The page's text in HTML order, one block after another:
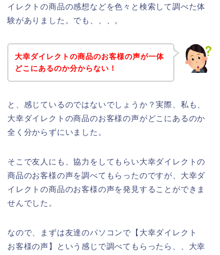
イレクトの商品の感想などを色々と検索して調べた体
験がありました。でも、、、。
大幸ダイレクトの商品のお客様の声が一体
どこにあるのか分からない！
と、感じているのではないでしょうか？実際、私も、
大幸ダイレクトの商品のお客様の声がどこにあるのか
全く分からずにいました。
そこで友人にも、協力をしてもらい大幸ダイレクトの
商品のお客様の声を調べてもらったのですが、大幸ダ
イレクトの商品のお客様の声を発見することができま
せんでした。
なので、まずは友達のパソコンで【大幸ダイレクト
お客様の声】という感じで調べてもらったら、、大幸